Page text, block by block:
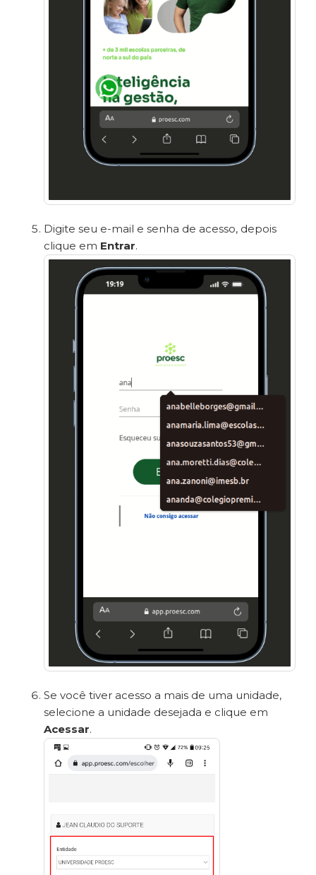
Digite seu e-mail e senha de acesso, depois
clique em Entrar.
Se você tiver acesso a mais de uma unidade,
selecione a unidade desejada e clique em
Acessar.